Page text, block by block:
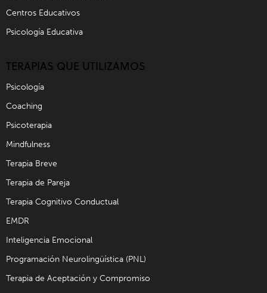
Centros Educativos
Psicología Educativa
TERAPIAS QUE UTILIZAMOS
Psicología
Coaching
Psicoterapia
Mindfulness
Terapia Breve
Terapia de Pareja
Terapia Cognitivo Conductual
EMDR
Inteligencia Emocional
Programación Neurolingüística (PNL)
Terapia de Aceptación y Compromiso